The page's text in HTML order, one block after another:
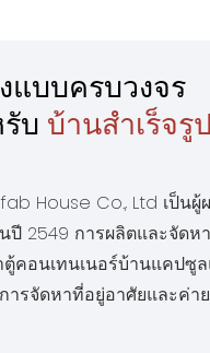
แบบครบวงจร
บ บ้านสำเร็จรูป
House Co., Ltd เป็
ปี 2549 การผลิตและจัดห
คอนเทนเนอร์บ้านแคปซู
ารจัดหาที่อยู่อาศัยและค่